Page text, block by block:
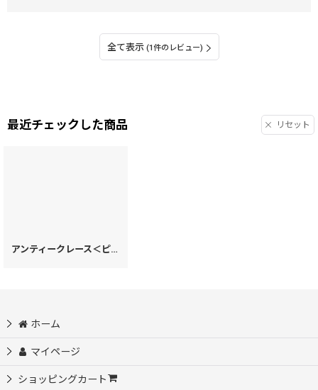
全て表示 (1件のレビュー)
最近チェックした商品 リセット
アンティークレース＜ピオニー＞ 三角マチのペンケース
ホーム
マイページ
ショッピングカート